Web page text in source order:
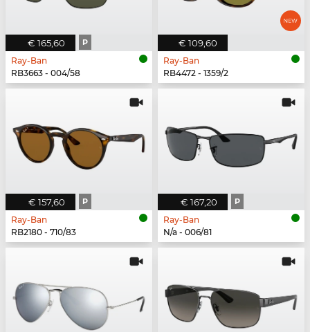
€ 165,60 P
Ray-Ban
RB3663 - 004/58
€ 109,60
Ray-Ban
RB4472 - 1359/2
€ 157,60 P
Ray-Ban
RB2180 - 710/83
€ 167,20 P
Ray-Ban
N/a - 006/81